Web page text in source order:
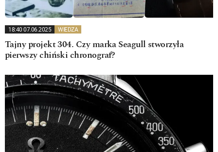
18:40 07.06.2025 WIEDZA
Tajny projekt 304. Czy marka Seagull stworzyła
pierwszy chiński chronograf?